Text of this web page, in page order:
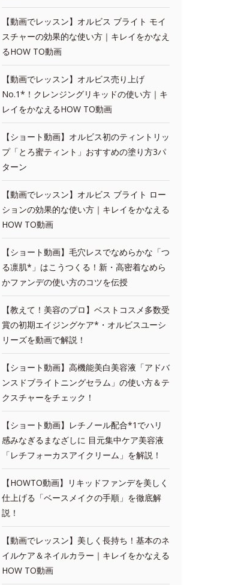
【動画でレッスン】オルビス ブライト モイ
スチャーの効果的な使い方｜キレイをかなえ
るHOW TO動画
【動画でレッスン】オルビス売り上げ
No.1*！クレンジングリキッドの使い方｜キ
レイをかなえるHOW TO動画
【ショート動画】オルビス初のティントリッ
プ「とろ蜜ティント」おすすめの塗り方3パ
ターン
【動画でレッスン】オルビス ブライト ロー
ションの効果的な使い方｜キレイをかなえる
HOW TO動画
【ショート動画】毛穴レスでなめらかな「つ
る凛肌*」はこうつくる！新・高密着なめら
かファンデの使い方のコツを伝授
【教えて！美容のプロ】ベストコスメ多数受
賞の初期エイジングケア*・オルビスユーシ
リーズを動画で解説！
【ショート動画】高機能美白美容液「アドバ
ンスドブライトニングセラム」の使い方＆テ
クスチャーをチェック！
【ショート動画】レチノール配合*1でハリ
感みなぎるまなざしに 目元集中ケア美容液
「レチフォーカスアイクリーム」を解説！
【HOWTO動画】リキッドファンデを美しく
仕上げる「ベースメイクの手順」を徹底解
説！
【動画でレッスン】美しく長持ち！基本のネ
イルケア＆ネイルカラー｜キレイをかなえる
HOW TO動画